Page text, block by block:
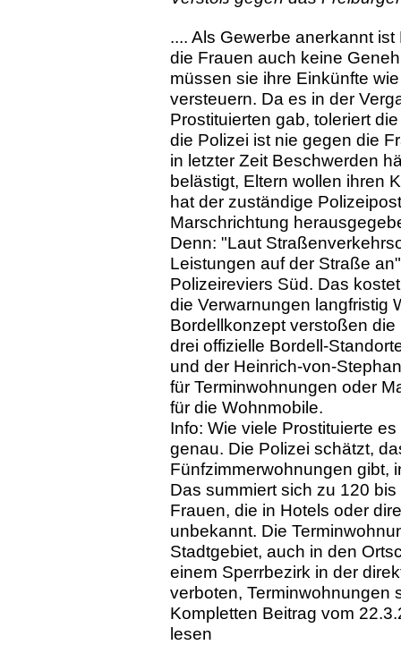
.... Als Gewerbe anerkannt
die Frauen auch keine
müssen sie ihre Einkünfte
versteuern. Da es in der
Prostituierten gab, toleriert
die Polizei ist nie gegen die
in letzter Zeit Beschwerden
belästigt, Eltern wollen ihren
hat der zuständige
Marschrichtung
Denn: "Laut
Leistungen auf der Straße
Polizeireviers Süd. Das
die Verwarnungen langfristig
Bordellkonzept verstoßen
drei offizielle Bordell-
und der Heinrich-von-
für Terminwohnungen oder
für die Wohnmobile.
Info: Wie viele Prostituierte
genau. Die Polizei schätzt,
Fünfzimmerwohnungen gibt,
Das summiert sich zu 120
Frauen, die in Hotels oder
unbekannt. Die
Stadtgebiet, auch in den
einem Sperrbezirk in der
verboten, Terminwohnungen
Kompletten Beitrag vom
lesen